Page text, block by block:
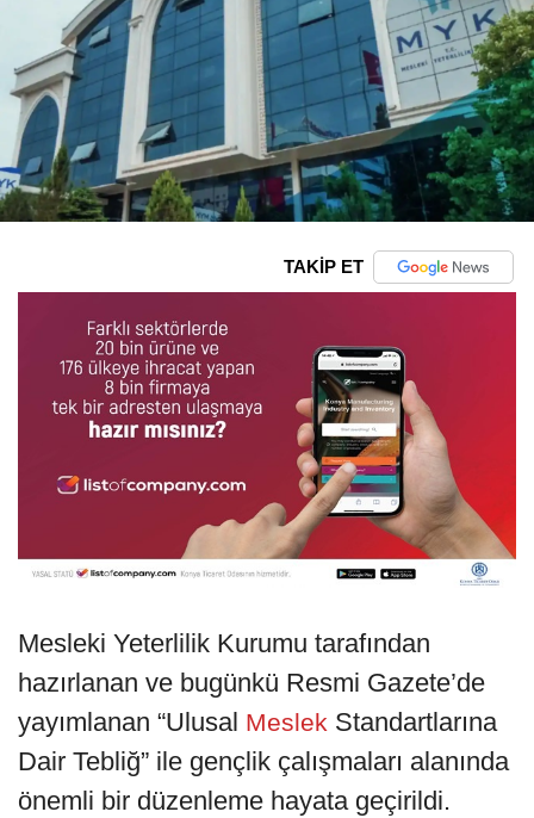
TAKİP ET
Mesleki Yeterlilik Kurumu tarafından
hazırlanan ve bugünkü Resmi Gazete’de
yayımlanan “Ulusal Meslek Standartlarına
Dair Tebliğ” ile gençlik çalışmaları alanında
önemli bir düzenleme hayata geçirildi.